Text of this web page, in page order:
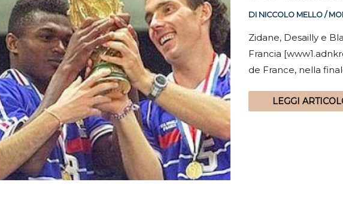
DI NICCOLO MELLO /
Zidane, Desailly e
Francia
de France, nella
BRASILE
3-
LEGGI